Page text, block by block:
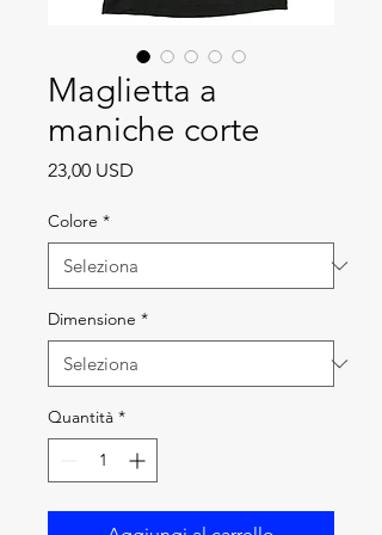
Maglietta a
maniche corte
23,00 USD
Colore *
Dimensione *
Quantità *